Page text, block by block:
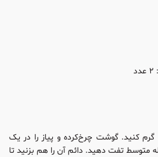
سانتی‌گراد گرم کنید. گوشت چر‌خ‌کرده و پیاز را در یک
متوسط تفت دهید. دائم آن را هم بزنید تا